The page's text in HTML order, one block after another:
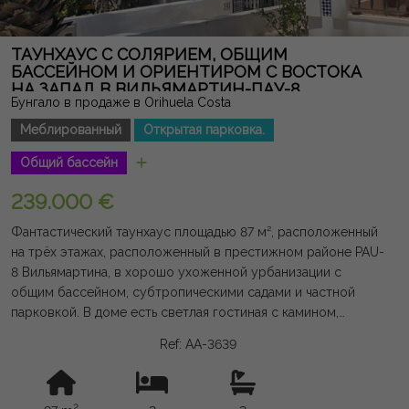
ТАУНХАУС С СОЛЯРИЕМ, ОБЩИМ
БАССЕЙНОМ И ОРИЕНТИРОМ С ВОСТОКА
НА ЗАПАД В ВИЛЬЯМАРТИН-ПАУ-8
Бунгало в продаже в Orihuela Costa
Меблированный
Открытая парковка.
Общий бассейн
239.000 €
Фантастический таунхаус площадью 87 м², расположенный
на трёх этажах, расположенный в престижном районе PAU-
8 Вильямартина, в хорошо ухоженной урбанизации с
общим бассейном, субтропическими садами и частной
парковкой. В доме есть светлая гостиная с камином,
большие спальни с встроенными шкафами, 2 ванные
комнаты и впечатляющий частный солярий с барбекю и
раковиной, идеально подходящий для наслаждения
Ref: AA-3639